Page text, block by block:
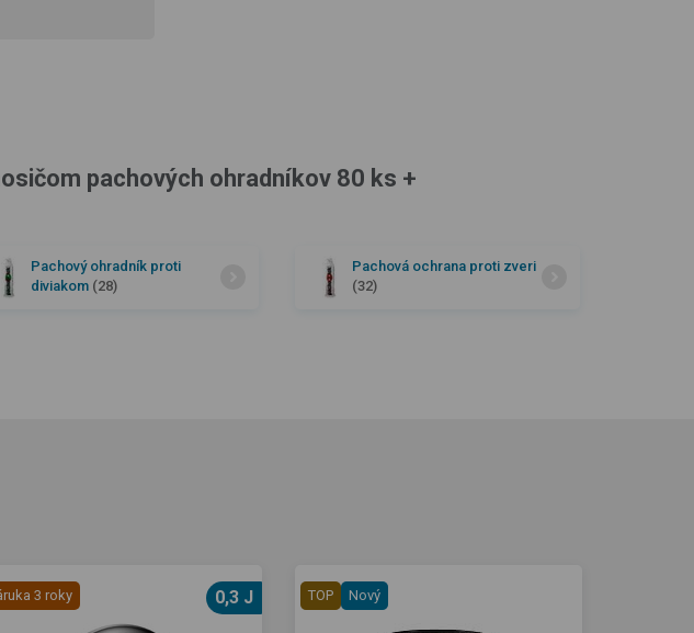
pachových ohradníkov 80 ks +
Pachový ohradník proti
diviakom (28)
Pachová ochrana proti zveri
(32)
3 roky 0,3 J TOP Nový